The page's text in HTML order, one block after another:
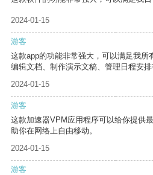
2024-01-15
游客
这款app的功能非常强大，可以满足我所
编辑文档、制作演示文稿、管理日程安排
2024-01-15
游客
这款加速器VPM应用程序可以给你提供
助你在网络上自由移动。
2024-01-15
游客